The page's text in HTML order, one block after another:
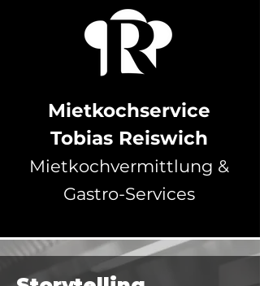
Mietkochservice
Tobias Reiswich
Mietkochvermittlung &
Gastro-Services